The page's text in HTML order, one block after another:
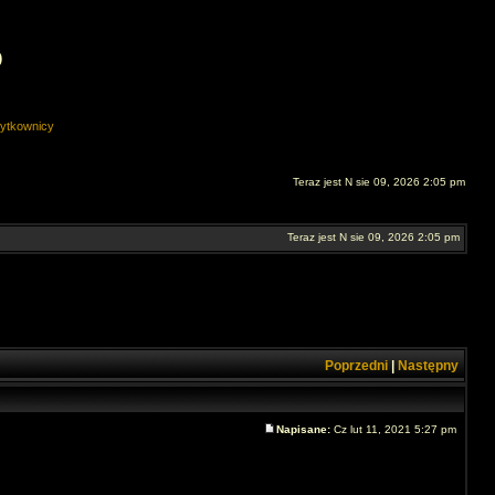
Teraz jest N sie 09, 2026 2:05 pm
Teraz jest N sie 09, 2026 2:05 pm
Poprzedni Następny
Napisane: Cz lut 11, 2021 5:27 pm